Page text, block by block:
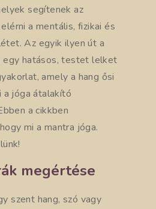
segítenek az
a mentális, fizikai és
Az egyik ilyen út a
egy hatásos, testet lelket
amely a hang ősi
jóga átalakító
a cikkben
mi a mantra jóga.
megértése
szent hang, szó vagy